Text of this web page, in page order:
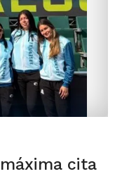
cita